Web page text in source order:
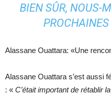
BIEN SÛR, NOUS-
Alassane Ouattara: «Une
Alassane Ouattara s’est aussi
: « C’était important de rétablir